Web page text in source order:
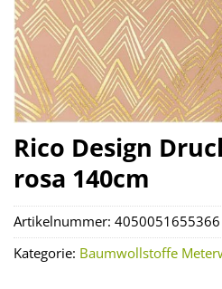
Rico Design
rosa 140cm
Artikelnummer: 4050051655366
Kategorie: Baumwollstoffe